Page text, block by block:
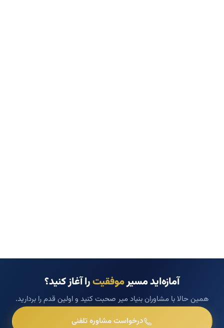
آمازه‌اید مسیرموفقیترا آغاز کنید؟
همین حالا با مشاوران بنیاد میر صحبت کنید و اولین قدم را بردارید.
درخواست مشاوره تلفنی